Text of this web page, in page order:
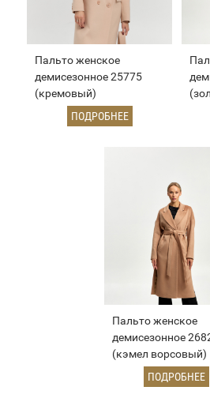
Пальто женское
демисезонное 25775
(кремовый)
ПОДРОБНЕЕ
Пальто женское
демисезонное
(кэмел ворсовый)
ПОДРОБНЕЕ